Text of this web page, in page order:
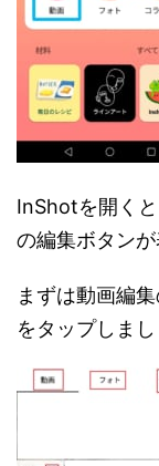
InShotを開く
の編集ボタンが
まずは動画編
をタップしまし